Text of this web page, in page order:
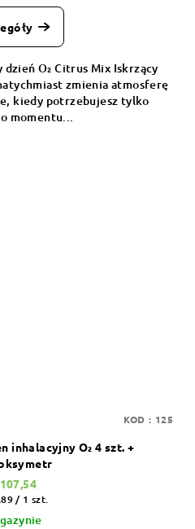
O₂ Citrus Mix Iskrzący
zmienia atmosferę
kiedy potrzebujesz tylko
momentu...
inhalacyjny O₂ 4 szt. +
/ 1 szt.
KOD : 125